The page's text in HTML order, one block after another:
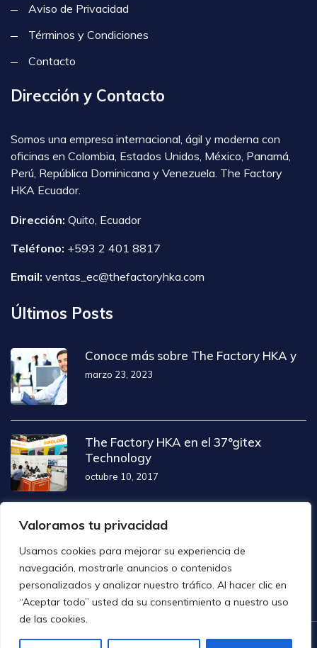
Valoramos tu privacidad
Usamos cookies para mejorar su experiencia de
navegación, mostrarle anuncios o contenidos
personalizados y analizar nuestro tráfico. Al hacer clic en
“Aceptar todo” usted da su consentimiento a nuestro uso
de las cookies.
Aviso de Privacidad
Términos y Condiciones
Contacto
Dirección y Contacto
Somos una empresa internacional, ágil y moderna con
oficinas en Colombia, Estados Unidos, México, Panamá,
Perú, República Dominicana y Venezuela. The Factory
HKA Ecuador.
Dirección: Quito, Ecuador
Teléfono: +593 2 401 8817
Email: ventas_ec@thefactoryhka.com
Últimos Posts
Conoce más sobre The Factory HKA y
marzo 23, 2023
The Factory HKA en el 37°gitex
Technology
octubre 10, 2017
The Factory Hka presente en NRF 2014
Copyright © The Factory HKA Todos los derechos